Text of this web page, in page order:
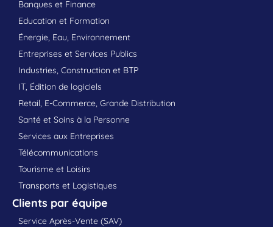
Banques et Finance
Education et Formation
Énergie, Eau, Environnement
Entreprises et Services Publics
Industries, Construction et BTP
IT, Édition de logiciels
Retail, E-Commerce, Grande Distribution
Santé et Soins à la Personne
Services aux Entreprises
Télécommunications
Tourisme et Loisirs
Transports et Logistiques
Clients par équipe
Service Après-Vente (SAV)